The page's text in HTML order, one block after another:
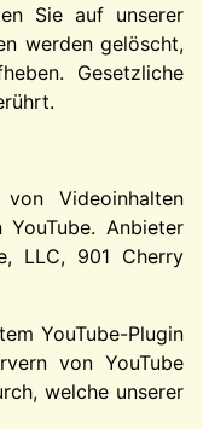
Sie auf unserer
werden gelöscht,
Gesetzliche
Videoinhalten
Anbieter
LLC, 901 Cherry
YouTube-Plugin
von YouTube
welche unserer